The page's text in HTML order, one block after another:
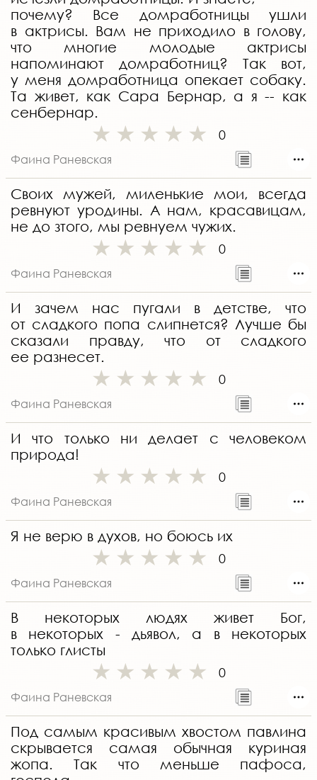
почему? Все домработницы ушли
в актрисы. Вам не приходило в голову,
что многие молодые актрисы
напоминают домработниц? Так вот,
у меня домработница опекает собаку.
Та живет, как Сара Бернар, а я -- как
сенбернар.
0
Фаина Раневская
Своих мужей, миленькие мои, всегда
ревнуют уродины. А нам, красавицам,
не до зтого, мы ревнуем чужих.
0
Фаина Раневская
И зачем нас пугали в детстве, что
от сладкого попа слипнется? Лучше бы
сказали правду, что от сладкого
ее разнесет.
0
Фаина Раневская
И что только ни делает с человеком
природа!
0
Фаина Раневская
Я не верю в духов, но боюсь их
0
Фаина Раневская
В некоторых людях живет Бог,
в некоторых - дьявол, а в некоторых
только глисты
0
Фаина Раневская
Под самым красивым хвостом павлина
скрывается самая обычная куриная
жопа. Так что меньше пафоса,